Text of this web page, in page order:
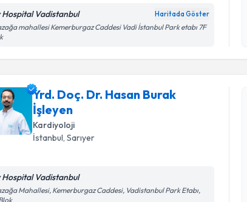
Hospital Vadistanbul Haritada Göster
mahallesi Kemerburgaz Caddesi Vadi İstanbul Park etabı 7F
Yrd. Doç. Dr. Hasan Burak
İşleyen
Kardiyoloji
İstanbul, Sarıyer
Hospital Vadistanbul
Mahallesi, Kemerburgaz Caddesi, Vadistanbul Park Etabı,